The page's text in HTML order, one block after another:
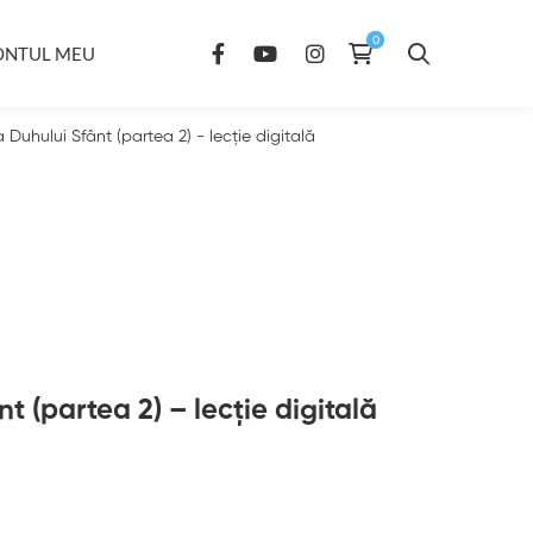
MEU
Duhului Sfânt (partea 2) - lecție digitală
(partea 2) – lecție digitală